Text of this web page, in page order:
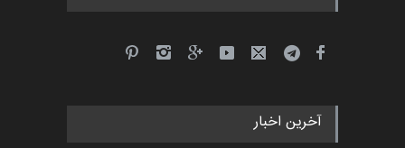
آخرین اخبار